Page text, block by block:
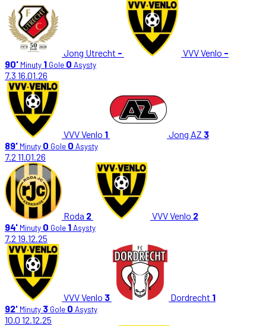
Jong Utrecht - VVV Venlo -
90' Minuty 1 Gole 0 Asysty
7.3 16.01.26
VVV Venlo 1 Jong AZ 3
89' Minuty 0 Gole 0 Asysty
7.2 11.01.26
Roda 2 VVV Venlo 2
94' Minuty 0 Gole 1Asysty
7.2 19.12.25
VVV Venlo 3 Dordrecht 1
92' Minuty 3 Gole 0 Asysty
10.0 12.12.25